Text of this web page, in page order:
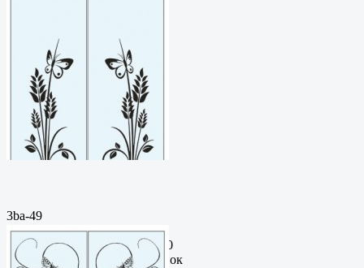
3ba-49
Пескоструйный
рисунокФормат: cdrЦена: 200
руб.Метки: векторный рисунок